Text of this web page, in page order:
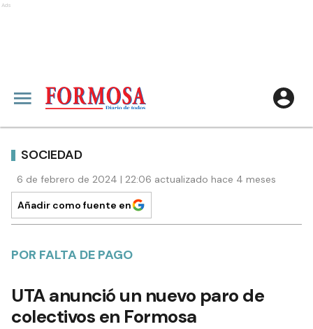
Ads
SOCIEDAD
6 de febrero de 2024 | 22:06 actualizado hace 4 meses
Añadir como fuente en
POR FALTA DE PAGO
UTA anunció un nuevo paro de
colectivos en Formosa